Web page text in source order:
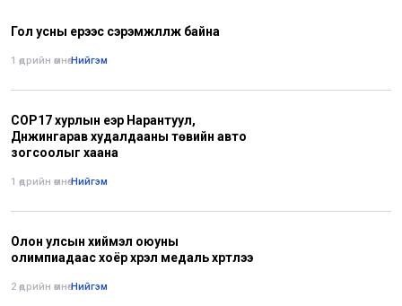
Гол усны үерээс сэрэмжлүүлж байна
1 өдрийн өмнө•Нийгэм
COP17 хурлын үеэр Нарантуул,
Дүнжингарав худалдааны төвийн авто
зогсоолыг хаана
1 өдрийн өмнө•Нийгэм
Олон улсын хиймэл оюуны
олимпиадаас хоёр хүрэл медаль хүртлээ
2 өдрийн өмнө•Нийгэм